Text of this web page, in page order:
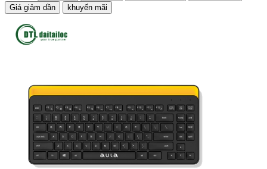
Giá giảm dần
khuyến mãi